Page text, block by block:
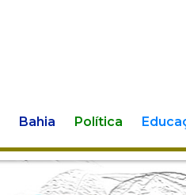
Bahia Política